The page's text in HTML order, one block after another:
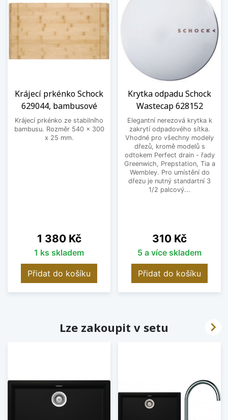
Krájecí prkénko Schock
629044, bambusové
Krájecí prkénko ze stabilního
bambusu. Rozměr 540 x 300
x 25 mm.
Cena
1 380 Kč
1 ks skladem
Přidat do košíku
Krytka odpadu Schock
Wastecap 628152
Elegantní nerezová krytka k
zakrytí odpadového sítka.
Vhodné pro všechny modely
dřezů, kromě modelů s
odtokem Perfect drain - řady
Greenwich, Prepstation, Tia a
Wembley. Pro umístění do
dřezu je nutný standartní 3
1/2 palcový...
Cena
310 Kč
5 a více skladem
Přidat do košíku
Lze zakoupit v setu 